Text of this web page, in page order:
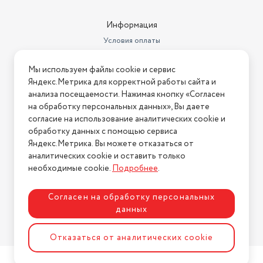
Информация
Условия оплаты
Условия возврата
Нашли ошибку на сайте? Напишите нам
2026 © Интернет-магазин "АстМаркет". У нас есть всё!
Политика конфиденциальности
Разработка сайтаASTDESIGN
Мы используем файлы cookie и сервис
Яндекс.Метрика для корректной работы сайта и
анализа посещаемости. Нажимая кнопку «Согласен
на обработку персональных данных», Вы даете
согласие на использование аналитических cookie и
обработку данных с помощью сервиса
Яндекс.Метрика. Вы можете отказаться от
аналитических cookie и оставить только
необходимые cookie.Подробнее.
Согласен на обработку персональных
данных
Отказаться от аналитических cookie